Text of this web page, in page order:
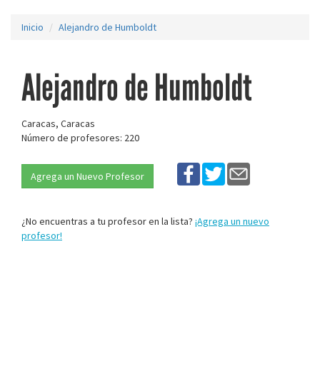
Inicio Alejandro de Humboldt
Alejandro de Humboldt
Caracas, Caracas
Número de profesores: 220
Agrega un Nuevo Profesor
¿No encuentras a tu profesor en la lista? ¡Agrega un nuevo
profesor!